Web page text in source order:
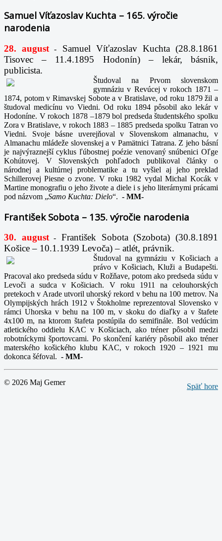
Samuel Víťazoslav Kuchta – 165. výročie
narodenia
28. august -
Samuel Víťazoslav Kuchta (28.8.1861
Tisovec – 11.4.1895 Hodonín) – lekár, básnik,
publicista.
Študoval na Prvom slovenskom
gymnáziu v Revúcej v rokoch 1871 –
1874, potom v Rimavskej Sobote a v Bratislave, od roku 1879 žil a
študoval medicínu vo Viedni. Od roku 1894 pôsobil ako lekár v
Hodoníne. V rokoch 1878 –1879 bol predseda študentského spolku
Zora v Bratislave, v rokoch 1883 – 1885 predseda spolku Tatran vo
Viedni. Svoje básne uverejňoval v Slovenskom almanachu, v
Almanachu mládeže slovenskej a v Pamätnici Tatrana. Z jeho básní
je najvýraznejší cyklus ľúbostnej poézie venovaný snúbenici Oľge
Kohútovej. V Slovenských pohľadoch publikoval články o
národnej a kultúrnej problematike a tu vyšiel aj jeho preklad
Schillerovej Piesne o zvone. V roku 1982 vydal Michal Kocák v
Martine monografiu o jeho živote a diele i s jeho literárnymi prácami
pod názvom „Samo Kuchta: Dielo“. - MM-
František Sobota – 135. výročie narodenia
30. august-
František Sobota (Szobota) (30.8.1891
Košice – 10.1.1939 Levoča) – atlét, právnik.
Študoval na gymnáziu v Košiciach a
právo v Košiciach, Kluži a Budapešti.
Pracoval ako predseda súdu v Rožňave, potom ako predseda súdu v
Levoči a sudca v Košiciach. V roku 1911 na celouhorských
pretekoch v Arade utvoril uhorský rekord v behu na 100 metrov. Na
Olympijských hrách 1912 v Štokholme reprezentoval Slovensko v
rámci Uhorska v behu na 100 m, v skoku do diaľky a v štafete
4x100 m, na ktorom štafeta postúpila do semifinále. Bol vedúcim
atletického oddielu KAC v Košiciach, ako tréner pôsobil medzi
robotníckymi športovcami. Po skončení kariéry pôsobil ako tréner
materského košického klubu KAC, v rokoch 1920 – 1921 mu
dokonca šéfoval. - MM-
Späť hore
© 2026 Maj Gemer